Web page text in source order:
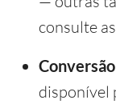
consulte
disponível